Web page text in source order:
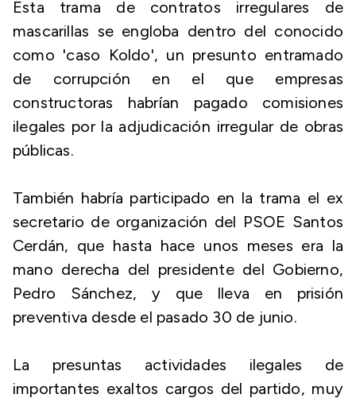
Esta trama de contratos irregulares de
mascarillas se engloba dentro del conocido
como 'caso Koldo', un presunto entramado
de corrupción en el que empresas
constructoras habrían pagado comisiones
ilegales por la adjudicación irregular de obras
públicas.
También habría participado en la trama el ex
secretario de organización del PSOE Santos
Cerdán, que hasta hace unos meses era la
mano derecha del presidente del Gobierno,
Pedro Sánchez, y que lleva en prisión
preventiva desde el pasado 30 de junio.
La presuntas actividades ilegales de
importantes exaltos cargos del partido, muy